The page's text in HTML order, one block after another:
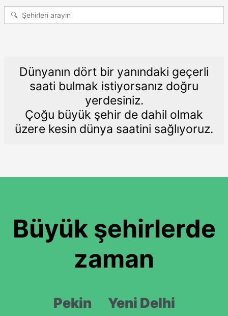
Dünyanın dört bir yanındaki geçerli
saati bulmak istiyorsanız doğru
yerdesiniz.
Çoğu büyük şehir de dahil olmak
üzere kesin dünya saatini sağlıyoruz.
Büyük şehirlerde
zaman
Pekin
Yeni Delhi